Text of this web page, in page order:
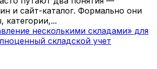
и сайт-каталог. Формально они
категории,...